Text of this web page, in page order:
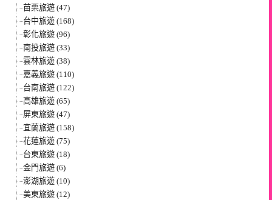
苗栗旅遊 (47)
台中旅遊 (168)
彰化旅遊 (96)
南投旅遊 (33)
雲林旅遊 (38)
嘉義旅遊 (110)
台南旅遊 (122)
高雄旅遊 (65)
屏東旅遊 (47)
宜蘭旅遊 (158)
花蓮旅遊 (75)
台東旅遊 (18)
金門旅遊 (6)
澎湖旅遊 (10)
美東旅遊 (12)